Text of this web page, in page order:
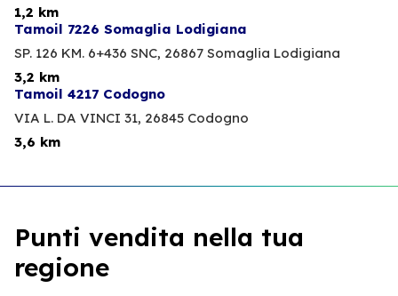
1,2 km
Tamoil 7226 Somaglia Lodigiana
SP. 126 KM. 6+436 SNC, 26867 Somaglia Lodigiana
3,2 km
Tamoil 4217 Codogno
VIA L. DA VINCI 31, 26845 Codogno
3,6 km
Punti vendita nella tua
regione